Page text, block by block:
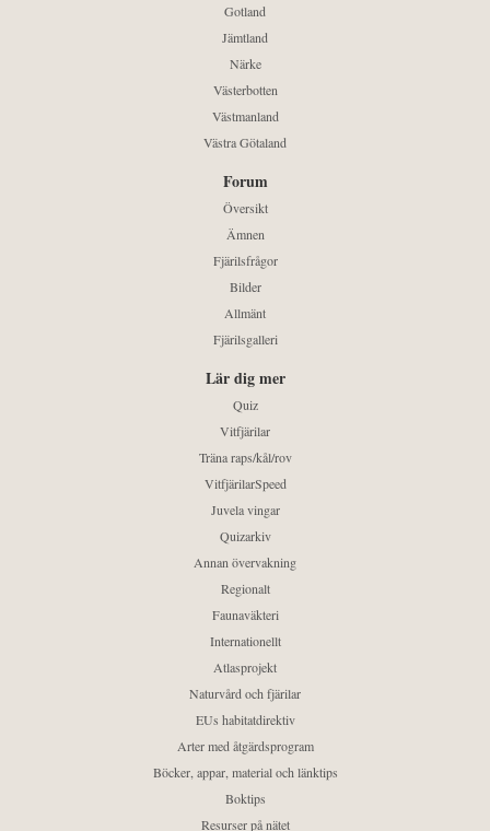
Gotland
Jämtland
Närke
Västerbotten
Västmanland
Västra Götaland
Forum
Översikt
Ämnen
Fjärilsfrågor
Bilder
Allmänt
Fjärilsgalleri
Lär dig mer
Quiz
Vitfjärilar
Träna raps/kål/rov
VitfjärilarSpeed
Juvela vingar
Quizarkiv
Annan övervakning
Regionalt
Faunaväkteri
Internationellt
Atlasprojekt
Naturvård och fjärilar
EUs habitatdirektiv
Arter med åtgärdsprogram
Böcker, appar, material och länktips
Boktips
Resurser på nätet